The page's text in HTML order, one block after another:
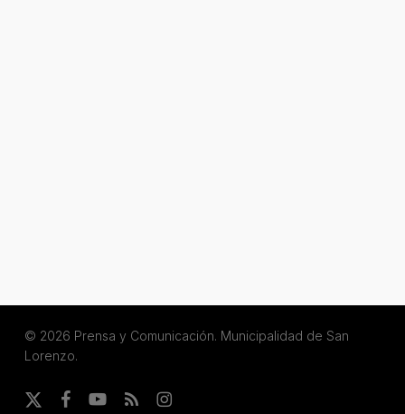
© 2026 Prensa y Comunicación. Municipalidad de San
Lorenzo.
x-
facebookyoutube
RSS instagram